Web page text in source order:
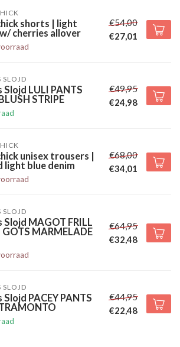
shorts | light
cherries allover
€54,00
€27,01
SLOJD
Slojd LULI PANTS
STRIPE
€49,95
€24,98
unisex trousers |
light blue denim
€68,00
€34,01
SLOJD
Slojd MAGOT FRILL
GOTS MARMELADE
€64,95
€32,48
SLOJD
Slojd PACEY PANTS
€44,95
€22,48